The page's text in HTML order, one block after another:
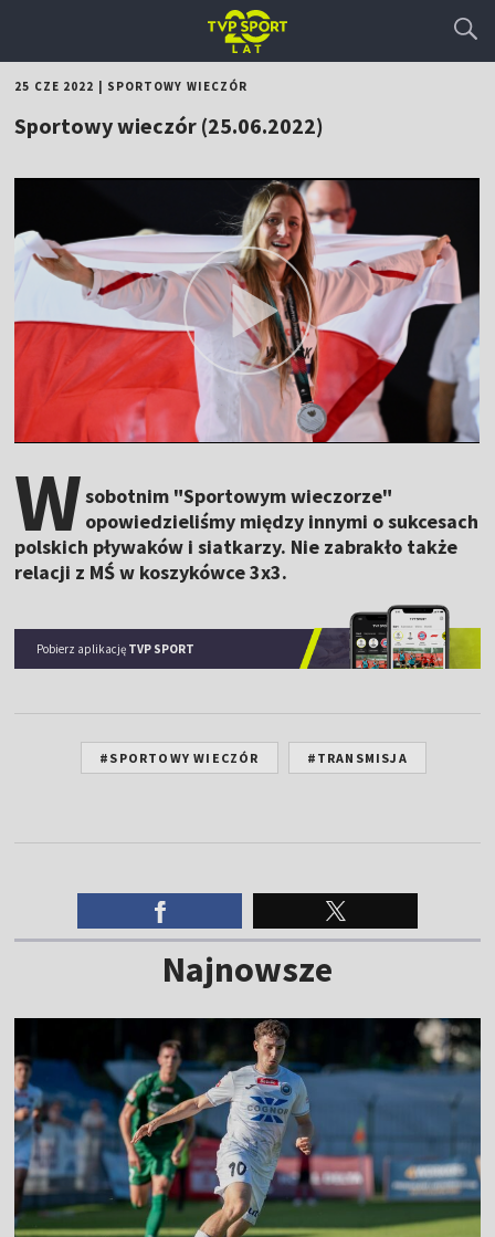
25 CZE 2022 SPORTOWY WIECZÓR
Sportowy wieczór (25.06.2022)
Wsobotnim "Sportowym wieczorze"
opowiedzieliśmy między innymi o sukcesach
polskich pływaków i siatkarzy. Nie zabrakło także
relacji z MŚ w koszykówce 3x3.
Pobierz aplikację TVP SPORT
#SPORTOWY WIECZÓR #TRANSMISJA
Najnowsze